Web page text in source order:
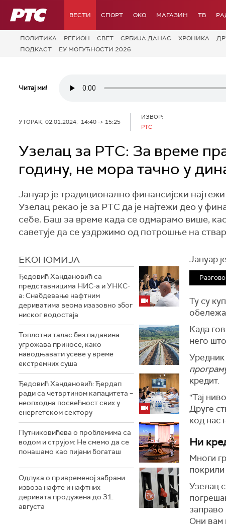
РТС ВЕСТИ СПОРТ OKO МАГАЗИН ТВ
ПОЛИТИКА РЕГИОН СВЕТ СРБИЈА ДАНАС ХРОНИКА
ПОДКАСТ
ЕУ МОГУЋНОСТИ 2026
Читај ми!
УТОРАК, 02.01.2024, 14:40 -> 15:25
ИЗВОР:
РТС
Узелац за РТС: За време
годину, не мора тачно у
Јануар је традиционално финансијски
Узелац рекао је за РТС да је најтежи део у
себе. Баш за време када се одмарамо више,
саветује да се уздржимо од потрошње на
ЕКОНОМИЈА
Ђедовић Хандановић са
представницима НИС-а и УНКС-
а: Снабдевање нафтним
дериватима веома изазовно због
ниског водостаја
Топлотни талас без падавина
угрожава приносе, како
наводњавати усеве у време
екстремних суша
Ђедовић Хандановић: Ђердап
ради са четвртином капацитета –
неопходна посвећност свих у
енергетском сектору
Путниковићева о проблемима са
водом и струјом: Не смемо да се
понашамо као пијани богаташ
Одлука о привременој забрани
извоза нафте и нафтних
деривата продужена до 31.
августа
Јануар
Ту су
Када
него
Уредник
кредит.
"Тај
Друге
код нас
Ни
Многи
Узелац
Они вам